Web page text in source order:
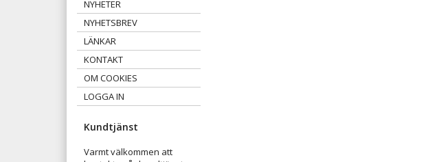
NYHETER
NYHETSBREV
LÄNKAR
KONTAKT
OM COOKIES
LOGGA IN
Kundtjänst
Varmt välkommen att